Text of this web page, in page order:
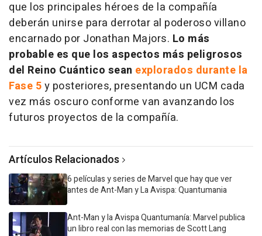
que los principales héroes de la compañía
deberán unirse para derrotar al poderoso villano
encarnado por Jonathan Majors. Lo más
probable es que los aspectos más peligrosos
del Reino Cuántico sean explorados durante la
Fase 5y posteriores, presentando un UCM cada
vez más oscuro conforme van avanzando los
futuros proyectos de la compañía.
Artículos Relacionados
6 películas y series de Marvel que hay que ver
antes de Ant-Man y La Avispa: Quantumania
Ant-Man y la Avispa Quantumanía: Marvel publica
un libro real con las memorias de Scott Lang